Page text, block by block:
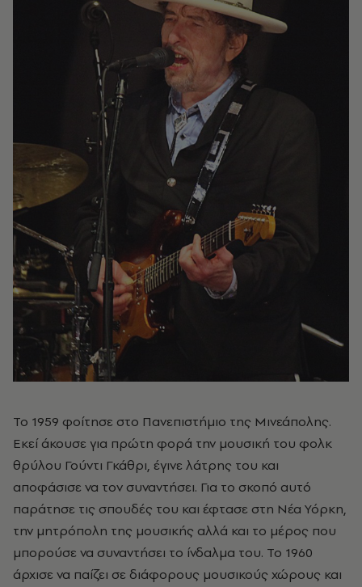
Το 1959 φοίτησε στο Πανεπιστήμιο της Μινεάπολης.
Εκεί άκουσε για πρώτη φορά την μουσική του φολκ
θρύλου Γούντι Γκάθρι, έγινε λάτρης του και
αποφάσισε να τον συναντήσει. Για το σκοπό αυτό
παράτησε τις σπουδές του και έφτασε στη Νέα Υόρκη,
την μητρόπολη της μουσικής αλλά και το μέρος που
μπορούσε να συναντήσει το ίνδαλμα του. Το 1960
άρχισε να παίζει σε διάφορους μουσικούς χώρους και